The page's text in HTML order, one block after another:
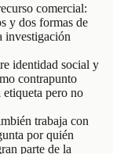
comercial:
y dos formas de
investigación
identidad social y
contrapunto
pero no
trabaja con
por quién
parte de la